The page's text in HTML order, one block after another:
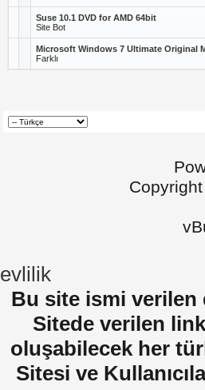
Suse 10.1 DVD for AMD 64bit
Site Bot
Microsoft Windows 7 Ultimate Original
Farklı
evlilik
Bu site ismi verilen
Sitede verilen
oluşabilecek her
Sitesi ve